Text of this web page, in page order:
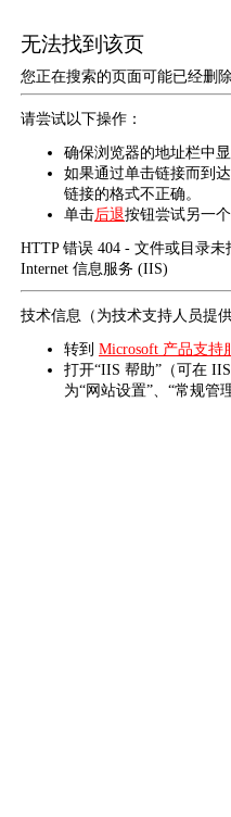
无法找到该页
您正在搜索的页面可能已经删
请尝试以下操作：
确保浏览器的地址栏中
如果通过单击链接而到
链接的格式不正确。
单击后退按钮尝试另一个
HTTP 错误 404 - 文件或目录未
Internet 信息服务 (IIS)
技术信息（为技术支持人员提供
转到 Microsoft 产品支持
打开“IIS 帮助”（可在
为“网站设置”、“常规管